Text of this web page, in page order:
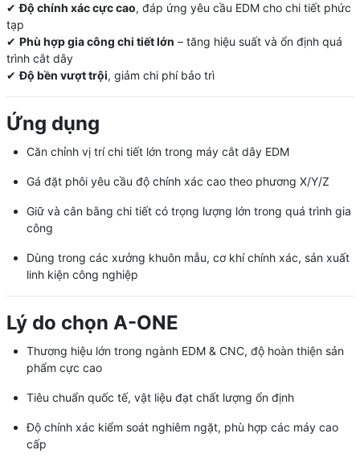
✔Độ chính xác cực cao, đáp ứng yêu cầu EDM cho chi tiết phức
tạp
✔ Phù hợp gia công chi tiết lớn – tăng hiệu suất và ổn định quá
trình cắt dây
✔Độ bền vượt trội, giảm chi phí bảo trì
Ứng dụng
Căn chỉnh vị trí chi tiết lớn trong máy cắt dây EDM
Gá đặt phôi yêu cầu độ chính xác cao theo phương X/Y/Z
Giữ và cân bằng chi tiết có trọng lượng lớn trong quá trình gia
công
Dùng trong các xưởng khuôn mẫu, cơ khí chính xác, sản xuất
linh kiện công nghiệp
Lý do chọn A-ONE
Thương hiệu lớn trong ngành EDM & CNC, độ hoàn thiện sản
phẩm cực cao
Tiêu chuẩn quốc tế, vật liệu đạt chất lượng ổn định
Độ chính xác kiểm soát nghiêm ngặt, phù hợp các máy cao
cấp